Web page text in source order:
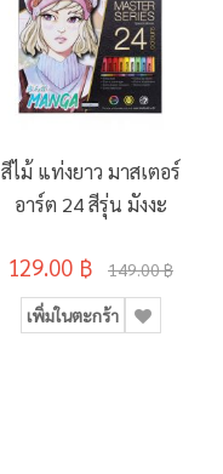
สีไม้ แท่งยาว มาสเตอร์
อาร์ต 24 สีรุ่น มังงะ
129.00 ฿ 149.00 ฿
เพิ่มในตะกร้า